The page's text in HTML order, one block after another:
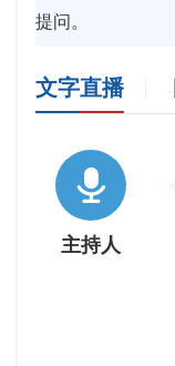
提问。
文字直播

主持人